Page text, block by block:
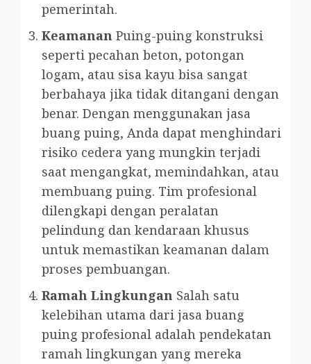
pemerintah.
Keamanan Puing-puing konstruksi
seperti pecahan beton, potongan
logam, atau sisa kayu bisa sangat
berbahaya jika tidak ditangani dengan
benar. Dengan menggunakan jasa
buang puing, Anda dapat menghindari
risiko cedera yang mungkin terjadi
saat mengangkat, memindahkan, atau
membuang puing. Tim profesional
dilengkapi dengan peralatan
pelindung dan kendaraan khusus
untuk memastikan keamanan dalam
proses pembuangan.
Ramah Lingkungan Salah satu
kelebihan utama dari jasa buang
puing profesional adalah pendekatan
ramah lingkungan yang mereka